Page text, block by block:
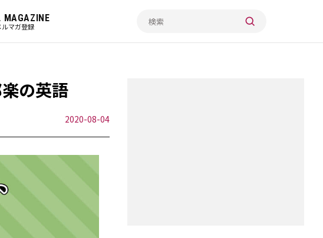
MAGAZINE
ルマガ登録
の英語
2020-08-04